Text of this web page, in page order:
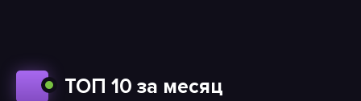
ТОП 10 за месяц